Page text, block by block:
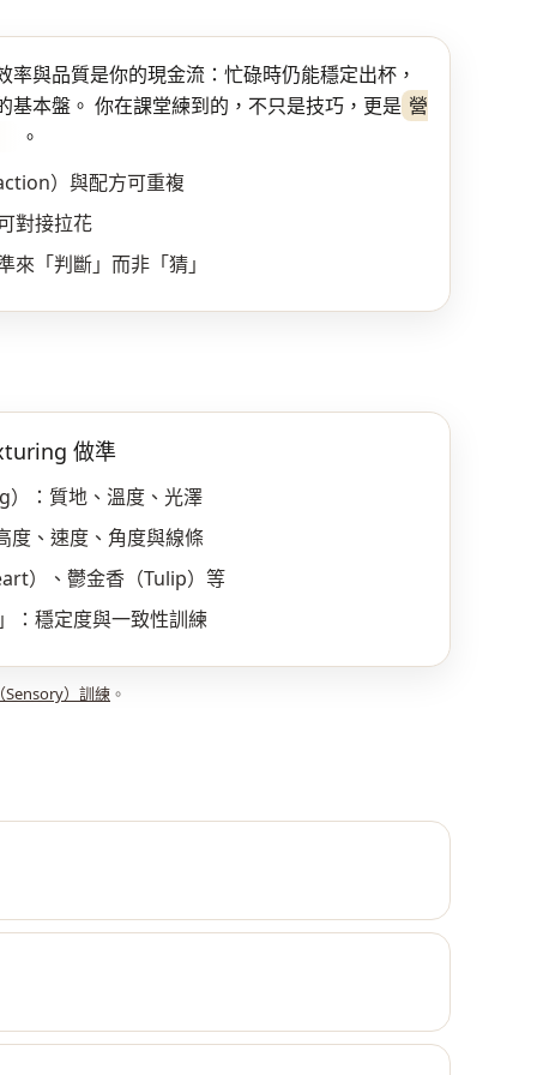
率與品質是你的現金流：忙碌時仍能穩定出杯，
基本盤。 你在課堂練到的，不只是技巧，更是 營
。
）與配方可重複
對接拉花
來「判斷」而非「猜」
做準
：質地、溫度、光澤
、速度、角度與線條
）、鬱金香（Tulip）等
：穩定度與一致性訓練
Sensory）訓練 。